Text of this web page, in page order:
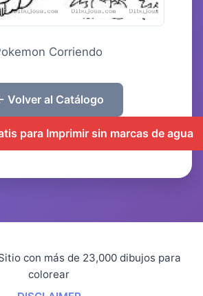
Corriendo
Volver al Catálogo
para Imprimir sin marcas de agua
con más de 23,000 dibujos para
colorear